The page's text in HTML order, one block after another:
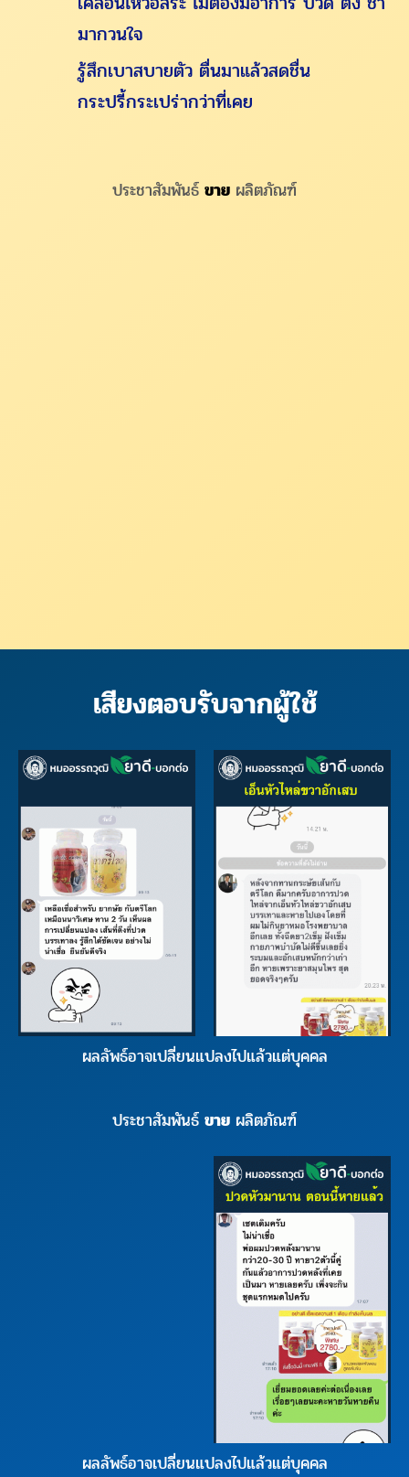
มากวนใจ
รู้สึกเบาสบายตัว ตื่นมาแล้วสดชื่น
กระปรี้กระเปร่ากว่าที่เคย
ประชาสัมพันธ์ ขาย ผลิตภัณฑ์
เสียงตอบรับจากผู้ใช้
ผลลัพธ์อาจเปลี่ยนแปลงไปแล้วแต่บุคคล
ประชาสัมพันธ์ ขาย ผลิตภัณฑ์
ผลลัพธ์อาจเปลี่ยนแปลงไปแล้วแต่บุคคล